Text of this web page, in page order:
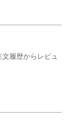
文履歴からレビュ